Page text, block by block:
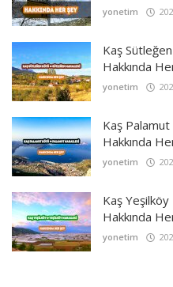
yonetim
Kaş
Hakkında
yonetim
Kaş
Hakkında
yonetim
Kaş
Hakkında
yonetim